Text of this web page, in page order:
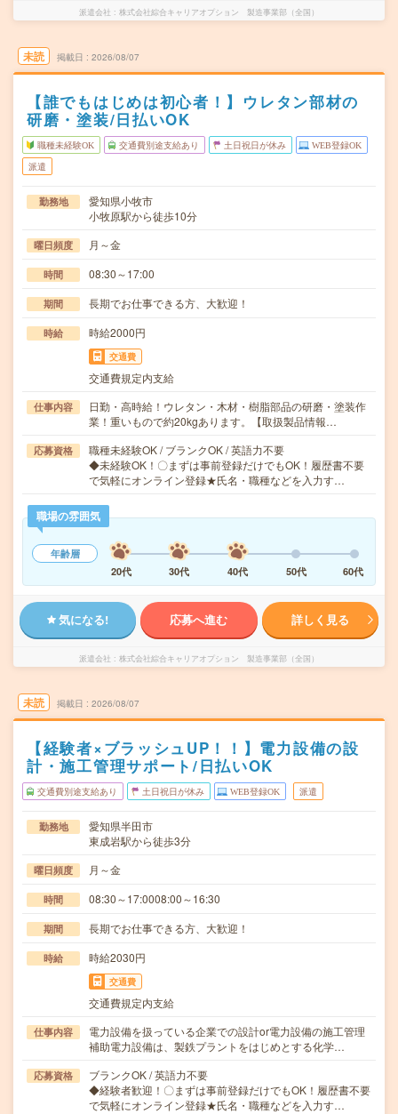
派遣会社 株式会社綜合キャリアオプション 製造事業部（全国）
未読 掲載日 2026/08/07
【誰でもはじめは初心者！】ウレタン部材の
研磨・塗装/日払いOK
職種未経験OK 交通費別途支給あり 土日祝日が休み WEB登録OK
派遣
勤務地
愛知県小牧市
小牧原駅から徒歩10分
曜日頻度 月～金
時間 08:30～17:00
期間 長期でお仕事できる方、大歓迎！
時給 時給2000円
交通費
交通費規定内支給
仕事内容
日勤・高時給！ウレタン・木材・樹脂部品の研磨・塗装作
業！重いもので約20kgあります。【取扱製品情報…
応募資格
職種未経験OK / ブランクOK / 英語力不要
◆未経験OK！〇まずは事前登録だけでもOK！履歴書不要
で気軽にオンライン登録★氏名・職種などを入力す…
職場の雰囲気
年齢層
20代
30代 40代 50代 60代
気になる! 応募へ進む 詳しく見る
派遣会社 株式会社綜合キャリアオプション 製造事業部（全国）
未読 掲載日 2026/08/07
【経験者×ブラッシュUP！！】電力設備の設
計・施工管理サポート/日払いOK
交通費別途支給あり 土日祝日が休み WEB登録OK 派遣
勤務地
愛知県半田市
東成岩駅から徒歩3分
曜日頻度 月～金
時間 08:30～17:0008:00～16:30
期間 長期でお仕事できる方、大歓迎！
時給 時給2030円
交通費
交通費規定内支給
仕事内容
電力設備を扱っている企業での設計or電力設備の施工管理
補助電力設備は、製鉄プラントをはじめとする化学…
応募資格
ブランクOK / 英語力不要
◆経験者歓迎！〇まずは事前登録だけでもOK！履歴書不要
で気軽にオンライン登録★氏名・職種などを入力す…